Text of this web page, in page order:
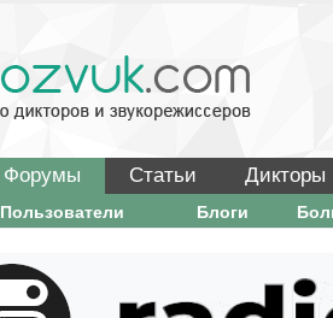
Форумы Статьи Дикторы
Пользователи Блоги